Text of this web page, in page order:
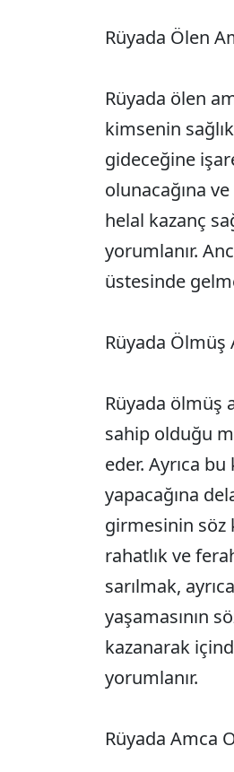
Rüyada Ölen
Rüyada ölen
kimsenin
gideceğine
olunacağına
helal kazanç
yorumlanır.
üstesinde
Rüyada Ölmüş
Rüyada ölmüş
sahip olduğu
eder. Ayrıca
yapacağına
girmesinin söz
rahatlık ve
sarılmak,
yaşamasının
kazanarak
yorumlanır.
Rüyada Amca